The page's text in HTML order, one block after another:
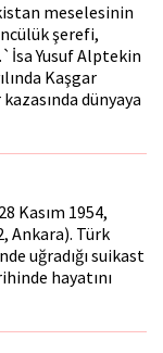
meselesinin
şerefi,
Yusuf Alptekin
Kaşgar
dünyaya
Kasım 1954,
Ankara). Türk
uğradığı suikast
hayatını